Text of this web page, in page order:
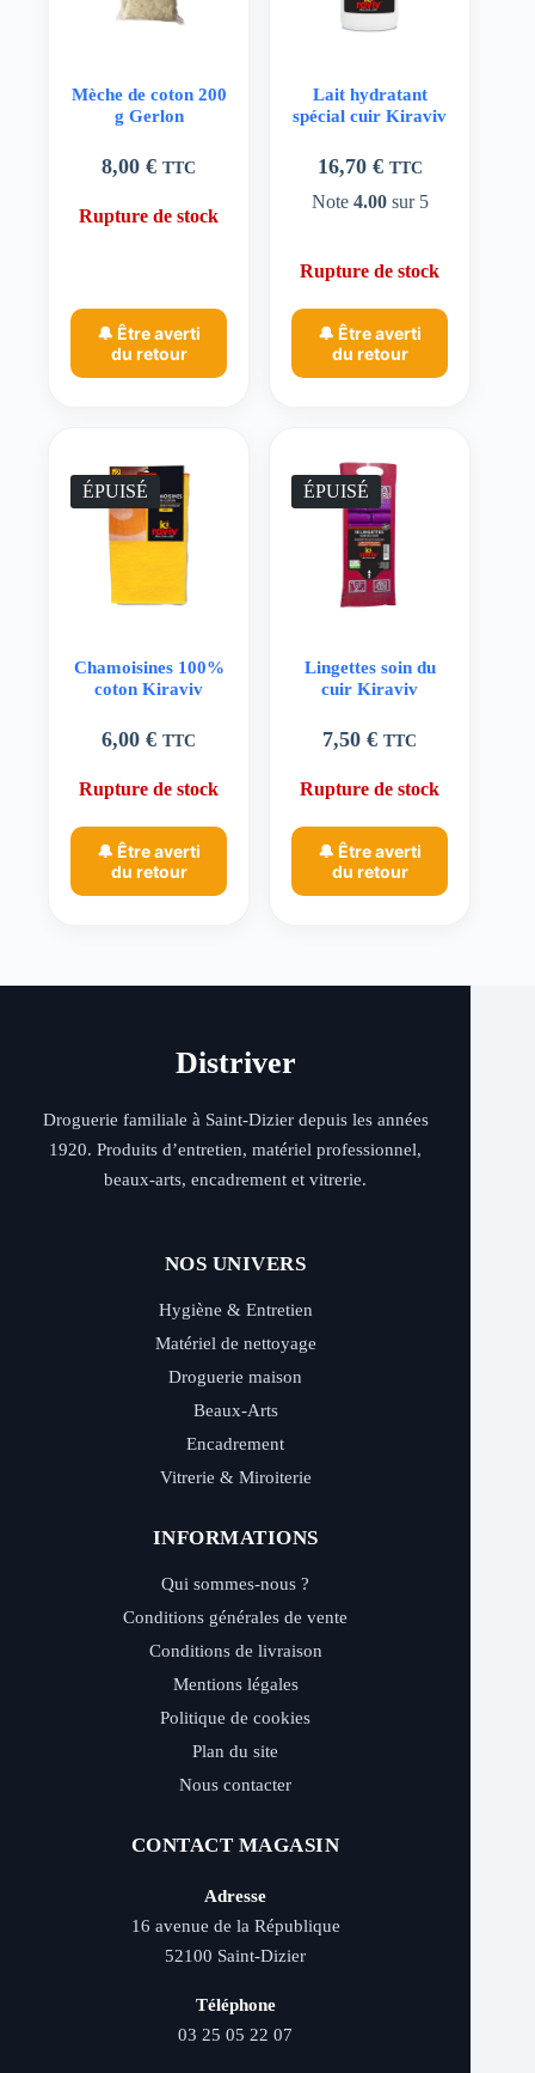
Mèche de coton 200
g Gerlon
8,00€ TTC
Rupture de stock
🔔 Être averti
du retour
Lait hydratant
spécial cuir Kiraviv
16,70 € TTC
Note 4.00sur 5
Rupture de stock
🔔 Être averti
du retour
ÉPUISÉ
Chamoisines 100%
coton Kiraviv
6,00€ TTC
Rupture de stock
🔔 Être averti
du retour
ÉPUISÉ
Lingettes soin du
cuir Kiraviv
7,50€ TTC
Rupture de stock
🔔 Être averti
du retour
Distriver
Droguerie familiale à Saint-Dizier depuis les années
1920. Produits d’entretien, matériel professionnel,
beaux-arts, encadrement et vitrerie.
NOS UNIVERS
Hygiène & Entretien
Matériel de nettoyage
Droguerie maison
Beaux-Arts
Encadrement
Vitrerie & Miroiterie
INFORMATIONS
Qui sommes-nous ?
Conditions générales de vente
Conditions de livraison
Mentions légales
Politique de cookies
Plan du site
Nous contacter
CONTACT MAGASIN
Adresse
16 avenue de la République
52100 Saint-Dizier
Téléphone
03 25 05 22 07